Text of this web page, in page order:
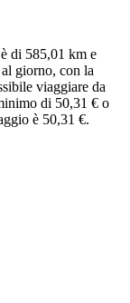
di 585,01 km e
giorno, con la
viaggiare da
di 50,31 € o
è 50,31 €.